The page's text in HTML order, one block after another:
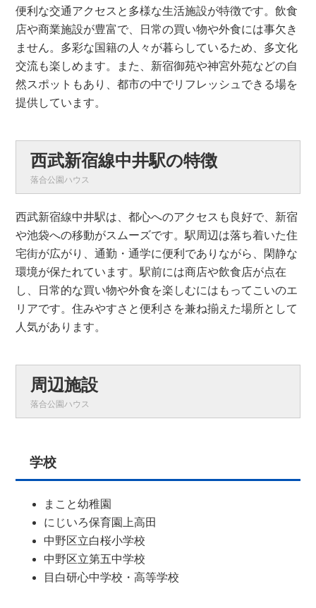
便利な交通アクセスと多様な生活施設が特徴です。飲食
店や商業施設が豊富で、日常の買い物や外食には事欠き
ません。多彩な国籍の人々が暮らしているため、多文化
交流も楽しめます。また、新宿御苑や神宮外苑などの自
然スポットもあり、都市の中でリフレッシュできる場を
提供しています。
西武新宿線中井駅の特徴
落合公園ハウス
西武新宿線中井駅は、都心へのアクセスも良好で、新宿
や池袋への移動がスムーズです。駅周辺は落ち着いた住
宅街が広がり、通勤・通学に便利でありながら、閑静な
環境が保たれています。駅前には商店や飲食店が点在
し、日常的な買い物や外食を楽しむにはもってこいのエ
リアです。住みやすさと便利さを兼ね揃えた場所として
人気があります。
周辺施設
落合公園ハウス
学校
まこと幼稚園
にじいろ保育園上高田
中野区立白桜小学校
中野区立第五中学校
目白研心中学校・高等学校